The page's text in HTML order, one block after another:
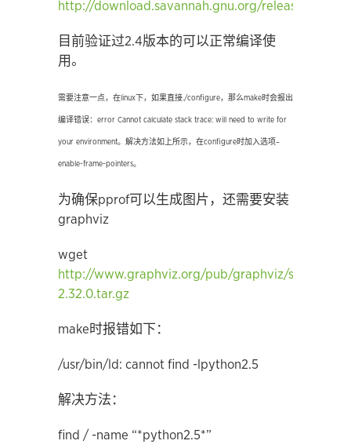
http://download.savannah.gnu.org/releases/
目前验证过2.4版本的可以正常编译使
用。
需要注意一点 ， 在 linux 下 ， 如果直接./configure， 那么make时会报出
编译错误： error Cannot calculate stack trace: will need to write for
your environment。 解决方法如上所示， 在configure时加入选项–
enable-frame-pointers。
为确保pprof可以生成图片，还需要安装
graphviz
wget
http://www.graphviz.org/pub/graphviz/stable/
2.32.0.tar.gz
make时报错如下：
/usr/bin/ld: cannot find -lpython2.5
解决方法：
find / -name “*python2.5*”